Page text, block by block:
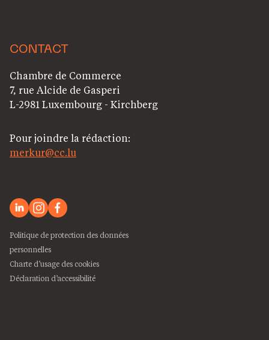
CONTACT
Chambre de Commerce
7, rue Alcide de Gasperi
L-2981 Luxembourg - Kirchberg
Pour joindre la rédaction:
merkur@cc.lu
Politique de protection des données
personnelles
Charte d’usage des cookies
Déclaration d’accessibilité